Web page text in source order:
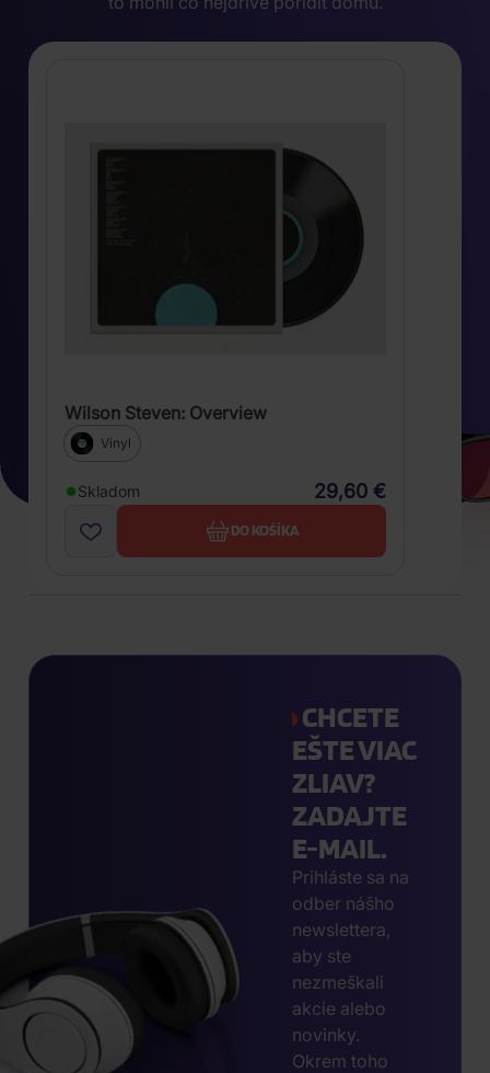
Wilson Steven: Overview
Vinyl
Skladom 29,60 €
DO KOŠÍKA
CHCETE
EŠTE VIAC
ZLIAV?
ZADAJTE
E-MAIL.
Prihláste sa na
odber nášho
newslettera,
aby ste
nezmeškali
akcie alebo
novinky.
Okrem toho